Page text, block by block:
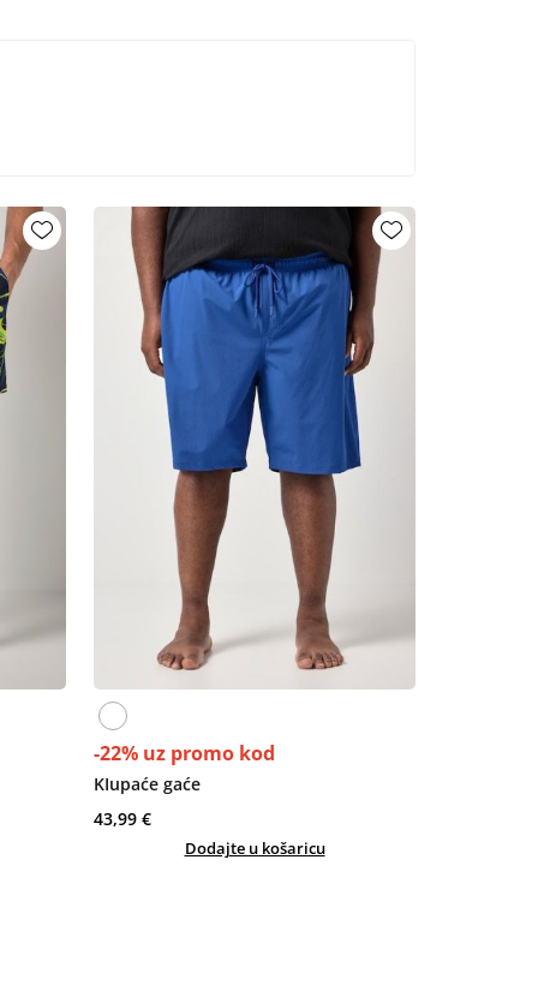
-22% uz promo kod
KIupaće gaće
43,99 €
Dodajte u košaricu